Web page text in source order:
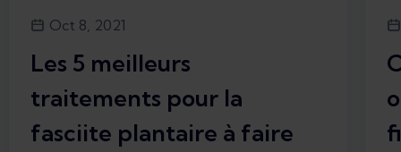
Oct 8, 2021
Les 5 meilleurs
traitements pour la
fasciite plantaire à faire